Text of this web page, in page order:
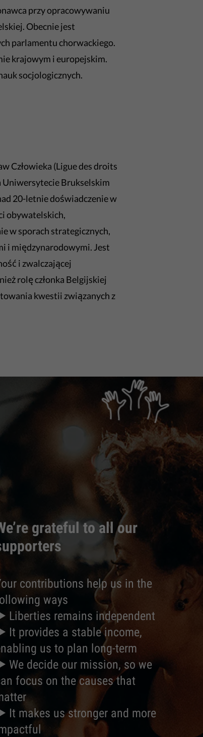
przy opracowywaniu
Obecnie jest
parlamentu chorwackiego.
krajowym i europejskim.
socjologicznych.
Człowieka (Ligue des droits
Uniwersytecie Brukselskim
20-letnie doświadczenie w
obywatelskich,
w sporach strategicznych,
i międzynarodowymi. Jest
i zwalczającej
rolę członka Belgijskiej
kwestii związanych z
grateful to all our
contributions help us in the
ways
Liberties remains independent
It provides a stable income,
us to plan long-term
We decide our mission, so we
focus on the causes that
It makes us stronger and more